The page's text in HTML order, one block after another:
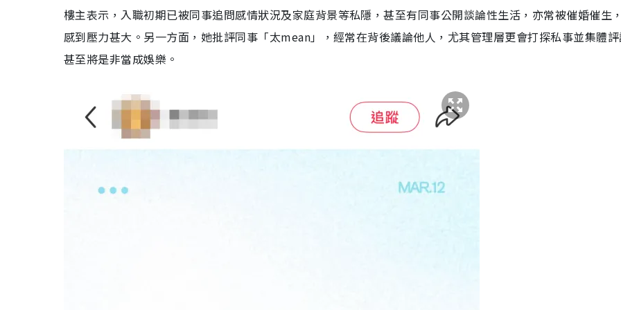
樓主表示，入職初期已被同事追問感情狀況及家庭背景等私隱，甚至有同事公開談論性生活，亦常被催婚催生
感到壓力甚大。另一方面，她批評同事「太mean」，經常在背後議論他人，尤其管理層更會打探私事並集體評
甚至將是非當成娛樂。